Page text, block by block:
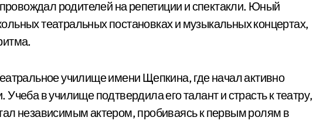
родителей на репетиции и спектакли. Юный
театральных постановках и музыкальных концертах,
училище имени Щепкина, где начал активно
Учеба в училище подтвердила его талант и страсть к театру,
независимым актером, пробиваясь к первым ролям в